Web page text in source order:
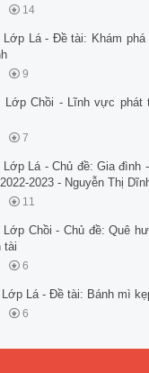
14
Lớp Lá - Đề tài: Khám
9
Lớp Chồi - Lĩnh vực phát
7
Lớp Lá - Chủ đề: Gia đình
2023 - Nguyễn Thị
11
Lớp Chồi - Chủ đề: Quê
tài
6
Lá - Đề tài: Bánh mì
6